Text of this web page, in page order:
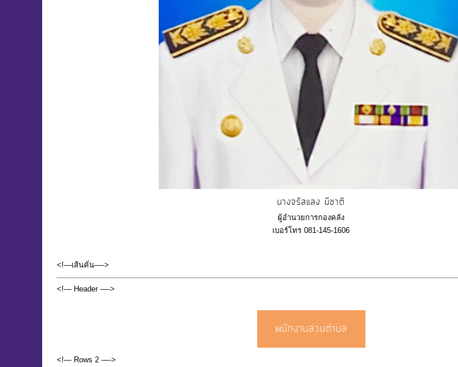
นางจรัสแสง มีชาติ
ผู้อำนวยการกองคลัง
เบอร์โทร 081-145-1606
<!—เส้นคั่น—->
<!— Header —->
พนักงานส่วนตำบล
<!— Rows 2 —->